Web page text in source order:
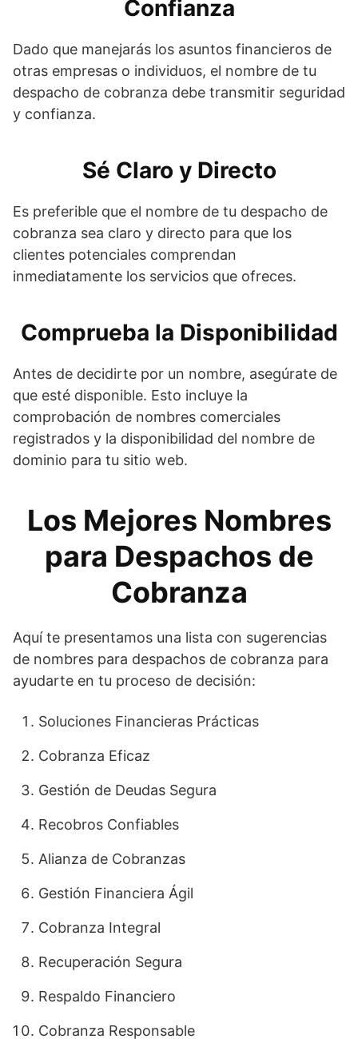
Confianza
Dado que manejarás los asuntos financieros de
otras empresas o individuos, el nombre de tu
despacho de cobranza debe transmitir seguridad
y confianza.
Sé Claro y Directo
Es preferible que el nombre de tu despacho de
cobranza sea claro y directo para que los
clientes potenciales comprendan
inmediatamente los servicios que ofreces.
Comprueba la Disponibilidad
Antes de decidirte por un nombre, asegúrate de
que esté disponible. Esto incluye la
comprobación de nombres comerciales
registrados y la disponibilidad del nombre de
dominio para tu sitio web.
Los Mejores Nombres
para Despachos de
Cobranza
Aquí te presentamos una lista con sugerencias
de nombres para despachos de cobranza para
ayudarte en tu proceso de decisión:
Soluciones Financieras Prácticas
Cobranza Eficaz
Gestión de Deudas Segura
Recobros Confiables
Alianza de Cobranzas
Gestión Financiera Ágil
Cobranza Integral
Recuperación Segura
Respaldo Financiero
Cobranza Responsable